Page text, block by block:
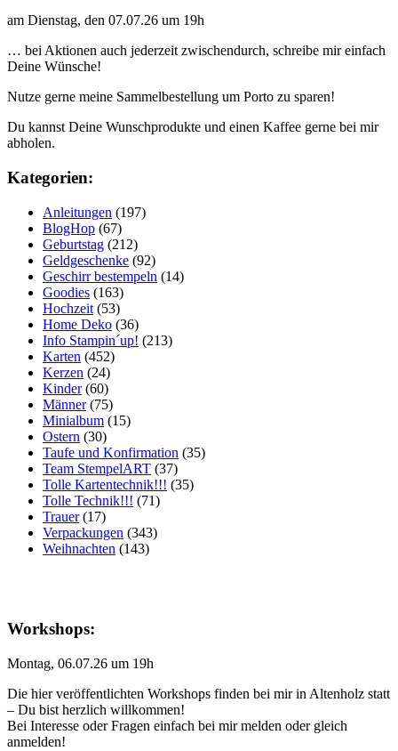
am Dienstag, den 07.07.26 um 19h
… bei Aktionen auch jederzeit zwischendurch, schreibe mir einfach
Deine Wünsche!
Nutze gerne meine Sammelbestellung um Porto zu sparen!
Du kannst Deine Wunschprodukte und einen Kaffee gerne bei mir
abholen.
Kategorien:
Anleitungen (197)
BlogHop (67)
Geburtstag (212)
Geldgeschenke (92)
Geschirr bestempeln (14)
Goodies (163)
Hochzeit (53)
Home Deko (36)
Info Stampin´up! (213)
Karten (452)
Kerzen (24)
Kinder(60)
Männer(75)
Minialbum (15)
Ostern (30)
Taufe und Konfirmation (35)
Team StempelART (37)
Tolle Kartentechnik!!! (35)
Tolle Technik!!! (71)
Trauer(17)
Verpackungen (343)
Weihnachten (143)
Workshops:
Montag, 06.07.26 um 19h
Die hier veröffentlichten Workshops finden bei mir in Altenholz statt
– Du bist herzlich willkommen!
Bei Interesse oder Fragen einfach bei mir melden oder gleich
anmelden!